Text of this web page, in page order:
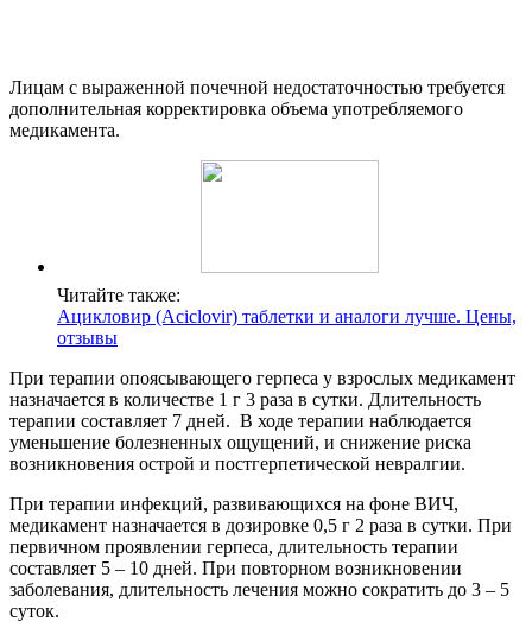
Лицам с выраженной почечной недостаточностью требуется
дополнительная корректировка объема употребляемого
медикамента.
Читайте также:
Ацикловир (Aciclovir) таблетки и аналоги лучше. Цены,
отзывы
При терапии опоясывающего герпеса у взрослых медикамент
назначается в количестве 1 г 3 раза в сутки. Длительность
терапии составляет 7 дней. В ходе терапии наблюдается
уменьшение болезненных ощущений, и снижение риска
возникновения острой и постгерпетической невралгии.
При терапии инфекций, развивающихся на фоне ВИЧ,
медикамент назначается в дозировке 0,5 г 2 раза в сутки. При
первичном проявлении герпеса, длительность терапии
составляет 5 – 10 дней. При повторном возникновении
заболевания, длительность лечения можно сократить до 3 – 5
суток.